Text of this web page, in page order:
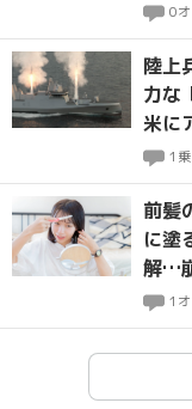
0
陸上
力な
米に
1
前髪
に塗
解…
1